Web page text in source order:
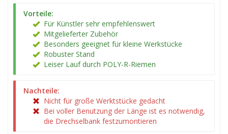
Vorteile:
Für Künstler sehr empfehlenswert
Mitgelieferter Zubehör
Besonders geeignet für kleine Werkstücke
Robuster Stand
Leiser Lauf durch POLY-R-Riemen
Nachteile:
Nicht für große Werktstücke gedacht
Bei voller Benutzung der Länge ist es notwendig,
die Drechselbank festzumontieren